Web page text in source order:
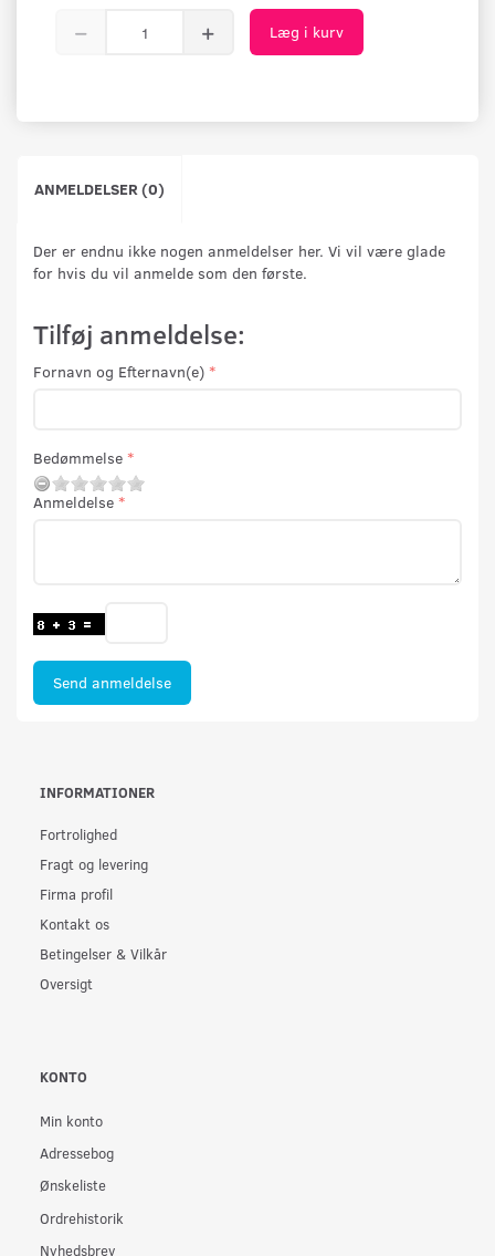
Læg i kurv
ANMELDELSER (0)
Der er endnu ikke nogen anmeldelser her. Vi vil være glade
for hvis du vil anmelde som den første.
Tilføj anmeldelse:
Fornavn og Efternavn(e)
Bedømmelse
Anmeldelse
Send anmeldelse
INFORMATIONER
Fortrolighed
Fragt og levering
Firma profil
Kontakt os
Betingelser & Vilkår
Oversigt
KONTO
Min konto
Adressebog
Ønskeliste
Ordrehistorik
Nyhedsbrev